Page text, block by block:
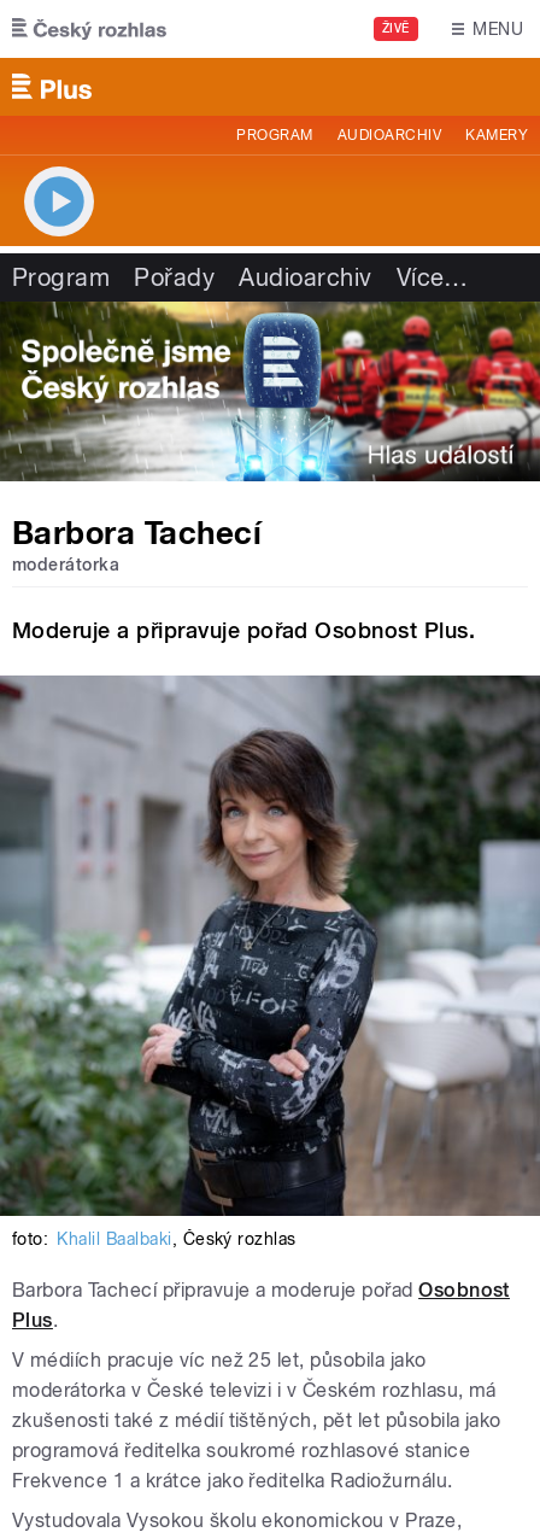
Přejít k hlavnímu obsahu
ŽIVĚ MENU
PROGRAM AUDIOARCHIV KAMERY
Program Pořady Audioarchiv Více…
Barbora Tachecí
moderátorka
Moderuje a připravuje pořad Osobnost Plus.
foto: Khalil Baalbaki, Český rozhlas
Barbora Tachecí připravuje a moderuje pořadOsobnost
Plus.
V médiích pracuje víc než 25 let, působila jako
moderátorka v České televizi i v Českém rozhlasu, má
zkušenosti také z médií tištěných, pět let působila jako
programová ředitelka soukromé rozhlasové stanice
Frekvence 1 a krátce jako ředitelka Radiožurnálu.
Vystudovala Vysokou školu ekonomickou v Praze,